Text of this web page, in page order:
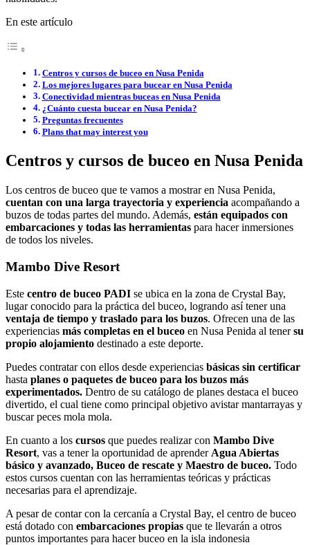
En este artículo
Centros y cursos de buceo en Nusa Penida
Los mejores lugares para bucear en Nusa Penida
Conectividad mientras buceas en Nusa Penida
¿Cuánto cuesta bucear en Nusa Penida?
Preguntas frecuentes
Plans that may interest you
Centros y cursos de buceo en Nusa Penida
Los centros de buceo que te vamos a mostrar en Nusa Penida,
cuentan con una larga trayectoria y experiencia acompañando a
buzos de todas partes del mundo. Además, están equipados con
embarcaciones y todas las herramientas para hacer inmersiones
de todos los niveles.
Mambo Dive Resort
Este centro de buceo PADI se ubica en la zona de Crystal Bay,
lugar conocido para la práctica del buceo, logrando así tener una
ventaja de tiempo y traslado para los buzos. Ofrecen una de las
experiencias más completas en el buceo en Nusa Penida al tenersu
propio alojamiento destinado a este deporte.
Puedes contratar con ellos desde experiencias básicas sin certificar
hasta planes o paquetes de buceo para los buzos más
experimentados. Dentro de su catálogo de planes destaca el buceo
divertido, el cual tiene como principal objetivo avistar mantarrayas y
buscar peces mola mola.
En cuanto a los cursos que puedes realizar con Mambo Dive
Resort, vas a tener la oportunidad de aprender Agua Abiertas
básico y avanzado, Buceo de rescate y Maestro de buceo. Todo
estos cursos cuentan con las herramientas teóricas y prácticas
necesarias para el aprendizaje.
A pesar de contar con la cercanía a Crystal Bay, el centro de buceo
está dotado con embarcaciones propias que te llevarán a otros
puntos importantes para hacer buceo en la isla indonesia